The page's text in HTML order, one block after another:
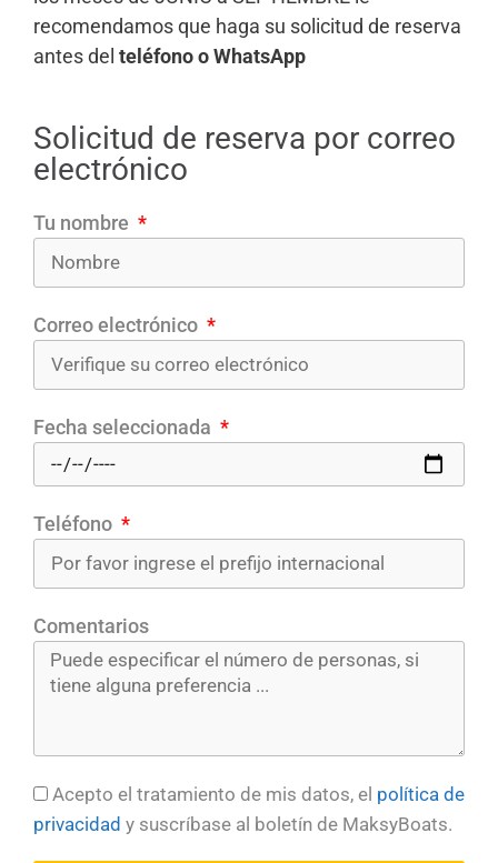
recomendamos que haga su solicitud de reserva
antes del teléfono o WhatsApp
Solicitud de reserva por correo
electrónico
Tu nombre
Correo electrónico
Fecha seleccionada
Teléfono
Comentarios
Acepto el tratamiento de mis datos, el política de
privacidad y suscríbase al boletín de MaksyBoats.